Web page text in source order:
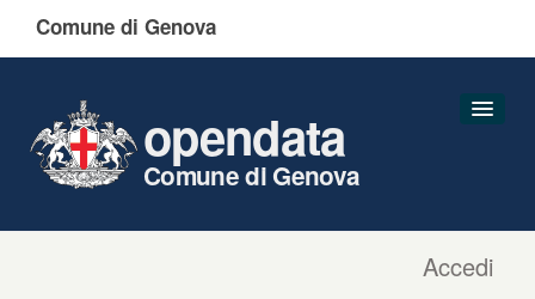
Comune di Genova
Accedi
opendata
Comune di Genova